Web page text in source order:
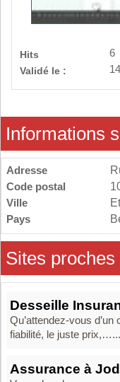
Hits
6
Validé le :
Informations
Adresse
Code postal
Ville
Pays
Sites
Desseille
Qu’attendez-vous
fiabilité, le juste prix,…...
Assurance à